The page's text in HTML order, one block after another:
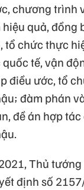
chương trình
quả, đồng
tổ chức thực
tế, vận
điều ước, tổ
đàm phán
đề án hợp
Thủ tướng
định số